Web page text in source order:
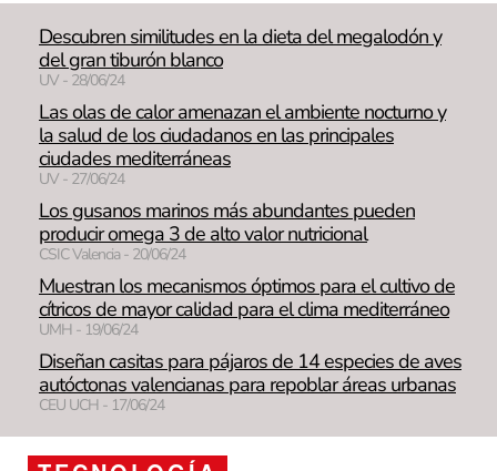
Descubren similitudes en la dieta del megalodón y
del gran tiburón blanco
UV - 28/06/24
Las olas de calor amenazan el ambiente nocturno y
la salud de los ciudadanos en las principales
ciudades mediterráneas
UV - 27/06/24
Los gusanos marinos más abundantes pueden
producir omega 3 de alto valor nutricional
CSIC Valencia - 20/06/24
Muestran los mecanismos óptimos para el cultivo de
cítricos de mayor calidad para el clima mediterráneo
UMH - 19/06/24
Diseñan casitas para pájaros de 14 especies de aves
autóctonas valencianas para repoblar áreas urbanas
CEU UCH - 17/06/24